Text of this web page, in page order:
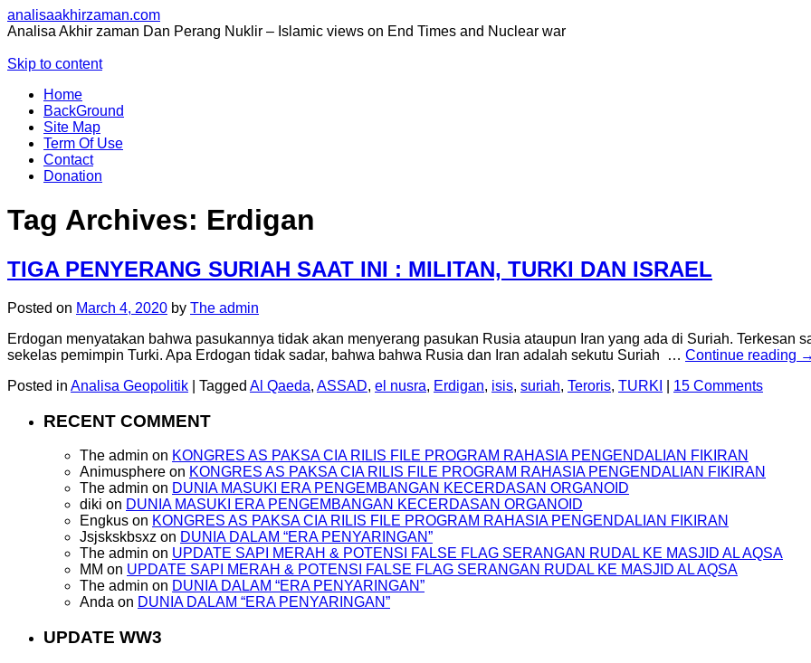
analisaakhirzaman.com
Analisa Akhir zaman Dan Perang Nuklir – Islamic views on End Times and Nuclear war
Skip to content
Home
BackGround
Site Map
Term Of Use
Contact
Donation
Tag Archives: Erdigan
TIGA PENYERANG SURIAH SAAT INI : MILITAN, TURKI DAN ISRAEL
Posted on March 4, 2020 by The admin
Erdogan menyatakan bahwa pasukannya tidak akan menyerang pasukan Rusia ataupun Iran yang ada di Suriah. Terkesan
sekelas pemimpin Turki. Apa Erdogan tidak sadar, bahwa bahwa Rusia dan Iran adalah sekutu Suriah … Continue reading
Posted in Analisa Geopolitik Tagged Al Qaeda, ASSAD, el nusra, Erdigan, isis, suriah, Teroris, TURKI 15 Comments
RECENT COMMENT
The admin on KONGRES AS PAKSA CIA RILIS FILE PROGRAM RAHASIA PENGENDALIAN FIKIRAN
Animusphere on KONGRES AS PAKSA CIA RILIS FILE PROGRAM RAHASIA PENGENDALIAN FIKIRAN
The admin on DUNIA MASUKI ERA PENGEMBANGAN KECERDASAN ORGANOID
diki on DUNIA MASUKI ERA PENGEMBANGAN KECERDASAN ORGANOID
Engkus on KONGRES AS PAKSA CIA RILIS FILE PROGRAM RAHASIA PENGENDALIAN FIKIRAN
Jsjskskbsxz on DUNIA DALAM “ERA PENYARINGAN”
The admin on UPDATE SAPI MERAH & POTENSI FALSE FLAG SERANGAN RUDAL KE MASJID AL AQSA
MM on UPDATE SAPI MERAH & POTENSI FALSE FLAG SERANGAN RUDAL KE MASJID AL AQSA
The admin on DUNIA DALAM “ERA PENYARINGAN”
Anda on DUNIA DALAM “ERA PENYARINGAN”
UPDATE WW3